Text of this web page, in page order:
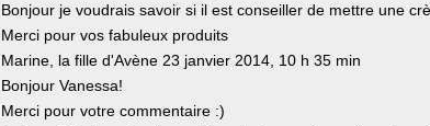
Bonjour je voudrais savoir si il est conseiller de mettre une
Merci pour vos fabuleux produits
Marine, la fille d'Avène 23 janvier 2014, 10 h 35 min
Bonjour Vanessa!
Merci pour votre commentaire :)